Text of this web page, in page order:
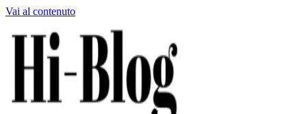
Vai al contenuto